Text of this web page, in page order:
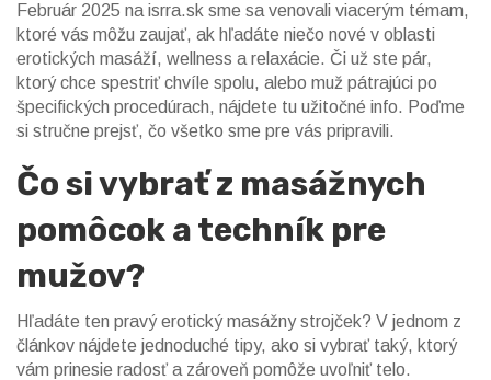
Február 2025 na isrra.sk sme sa venovali viacerým témam,
ktoré vás môžu zaujať, ak hľadáte niečo nové v oblasti
erotických masáží, wellness a relaxácie. Či už ste pár,
ktorý chce spestriť chvíle spolu, alebo muž pátrajúci po
špecifických procedúrach, nájdete tu užitočné info. Poďme
si stručne prejsť, čo všetko sme pre vás pripravili.
Čo si vybrať z masážnych
pomôcok a techník pre
mužov?
Hľadáte ten pravý erotický masážny strojček? V jednom z
článkov nájdete jednoduché tipy, ako si vybrať taký, ktorý
vám prinesie radosť a zároveň pomôže uvoľniť telo.